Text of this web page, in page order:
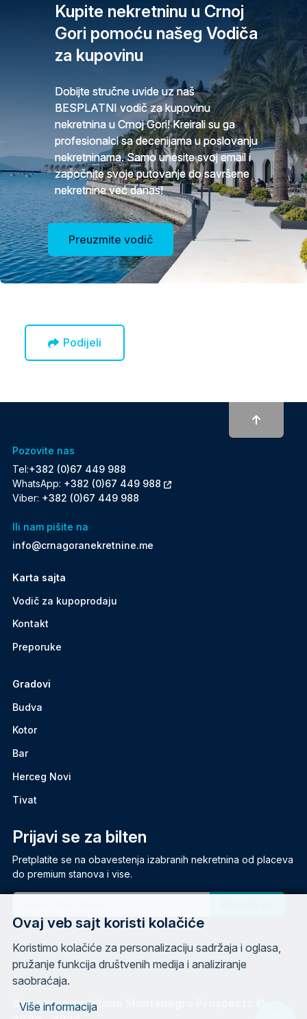
Kupite nekretninu u Crnoj
Gori pomoću našeg Vodiča
za kupovinu
Dobijte stručne uvide uz naš
BESPLATNI vodič za kupovinu
nekretnina u Crnoj Gori! Kreirali su ga
profesionalci sa decenijama u poslovanju
nekretninama. Samo unesite svoj email i
započnite svoje putovanje do savršene
nekretnine već danas!
Preuzmite vodič
Podijeli
Pozovite nas
Tel:+382 (0)67 449 988
WhatsApp: +382 (0)67 449 988
Viber: +382 (0)67 449 988
Ili nam pišite na
info@crnagoranekretnine.me
Karta sajta
Vodič za kupoprodaju
Kontakt
Preporuke
Gradovi
Budva
Kotor
Bar
Herceg Novi
Tivat
Prijavi se za bilten
Pretplatite se na obavestenja izabranih nekretnina od placeva
do premium stanova i vise.
To top
Sva prava zadržana Montenegro Prospects ©
Ovaj veb sajt koristi kolačiće
Koristimo kolačiće za personalizaciju sadržaja i oglasa,
pružanje funkcija društvenih medija i analiziranje
saobraćaja.
Više informacija